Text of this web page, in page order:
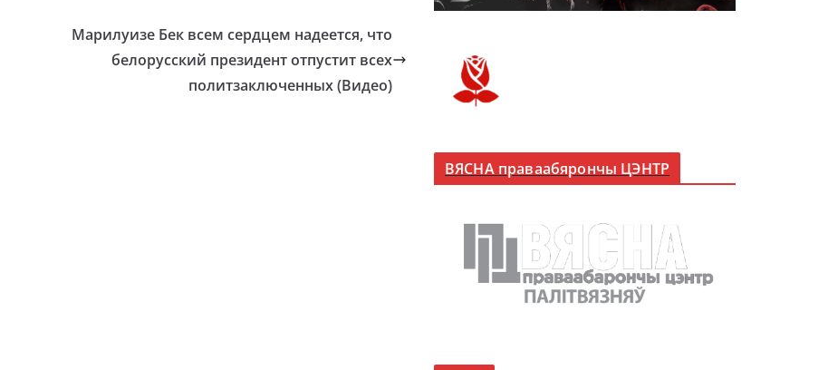
Марилуизе Бек всем сердцем надеется, что
белорусский президент отпустит всех
политзаключенных (Видео)
ВЯСНА праваабярончы ЦЭНТР